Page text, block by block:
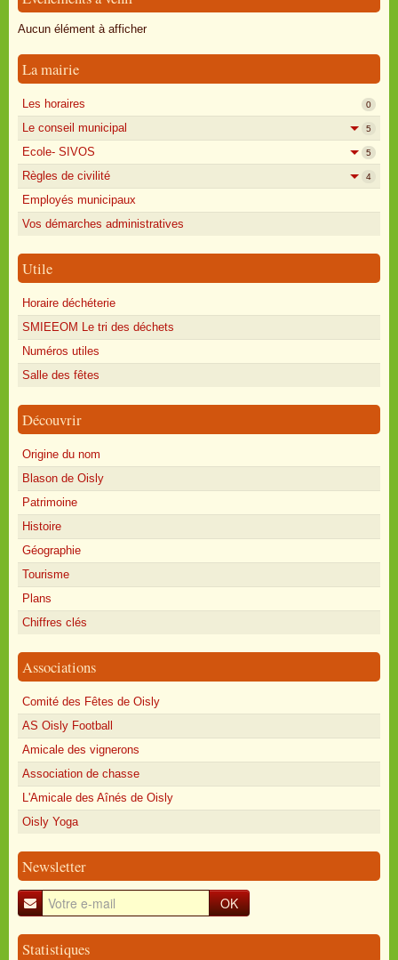
Oisly autrefois
Annonces
Aucun élément à afficher
La mairie
Les horaires 0
Le conseil municipal 5
Ecole- SIVOS 5
Règles de civilité 4
Employés municipaux
Vos démarches administratives
Utile
Horaire déchéterie
SMIEEOM Le tri des déchets
Numéros utiles
Salle des fêtes
Découvrir
Origine du nom
Blason de Oisly
Patrimoine
Histoire
Géographie
Tourisme
Plans
Chiffres clés
Associations
Comité des Fêtes de Oisly
AS Oisly Football
Amicale des vignerons
Association de chasse
L'Amicale des Aînés de Oisly
Oisly Yoga
Newsletter
OK
Statistiques